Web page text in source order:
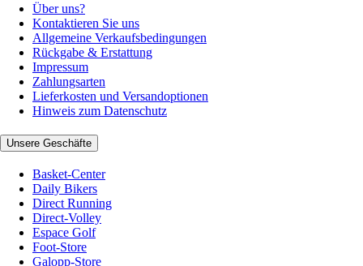
Über uns?
Kontaktieren Sie uns
Allgemeine Verkaufsbedingungen
Rückgabe & Erstattung
Impressum
Zahlungsarten
Lieferkosten und Versandoptionen
Hinweis zum Datenschutz
Unsere Geschäfte
Basket-Center
Daily Bikers
Direct Running
Direct-Volley
Espace Golf
Foot-Store
Galopp-Store